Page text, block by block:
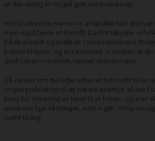
at der aldrig er noget galt med vores tøj.
Hos Dunken.se mener vi, at tøj ikke kun skal
men også tjene et formål. Derfor tilbyder vi
både stilrent og praktisk. I vores sortiment
bukser til kjoler og accessories. Vi ønsker, at
godt tilpas i vores tøj, uanset anledningen.
Så uanset om du leder efter et nyt outfit til en
noget praktisk tøj til dit næste eventyr, så har
brug for. Vores tøj er lavet til at holde, og vi er
elske det lige så meget, som vi gør. Shop nu
outfit til dig!